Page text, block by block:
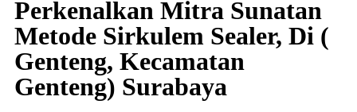
Perkenalkan Mitra Sunatan
Metode Sirkulem Sealer, Di (
Genteng, Kecamatan
Genteng) Surabaya